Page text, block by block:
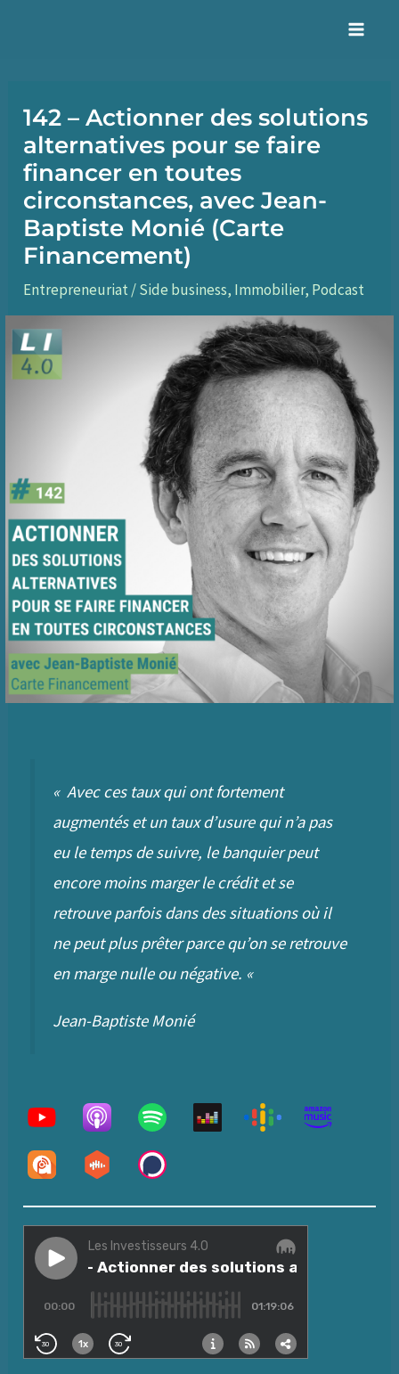
142 – Actionner des solutions
alternatives pour se faire
financer en toutes
circonstances, avec Jean-
Baptiste Monié (Carte
Financement)
Entrepreneuriat / Side business, Immobilier, Podcast
« Avec ces taux qui ont fortement
augmentés et un taux d’usure qui n’a pas
eu le temps de suivre, le banquier peut
encore moins marger le crédit et se
retrouve parfois dans des situations où il
ne peut plus prêter parce qu’on se retrouve
en marge nulle ou négative. «
Jean-Baptiste Monié